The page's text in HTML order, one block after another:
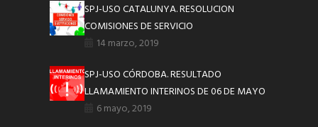
SPJ-USO CATALUNYA. RESOLUCION
COMISIONES DE SERVICIO
14 marzo, 2019
SPJ-USO CÓRDOBA. RESULTADO
LLAMAMIENTO INTERINOS DE 06 DE MAYO
6 mayo, 2019